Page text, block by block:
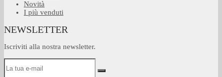
Novità
I più venduti
NEWSLETTER
Iscriviti alla nostra newsletter.